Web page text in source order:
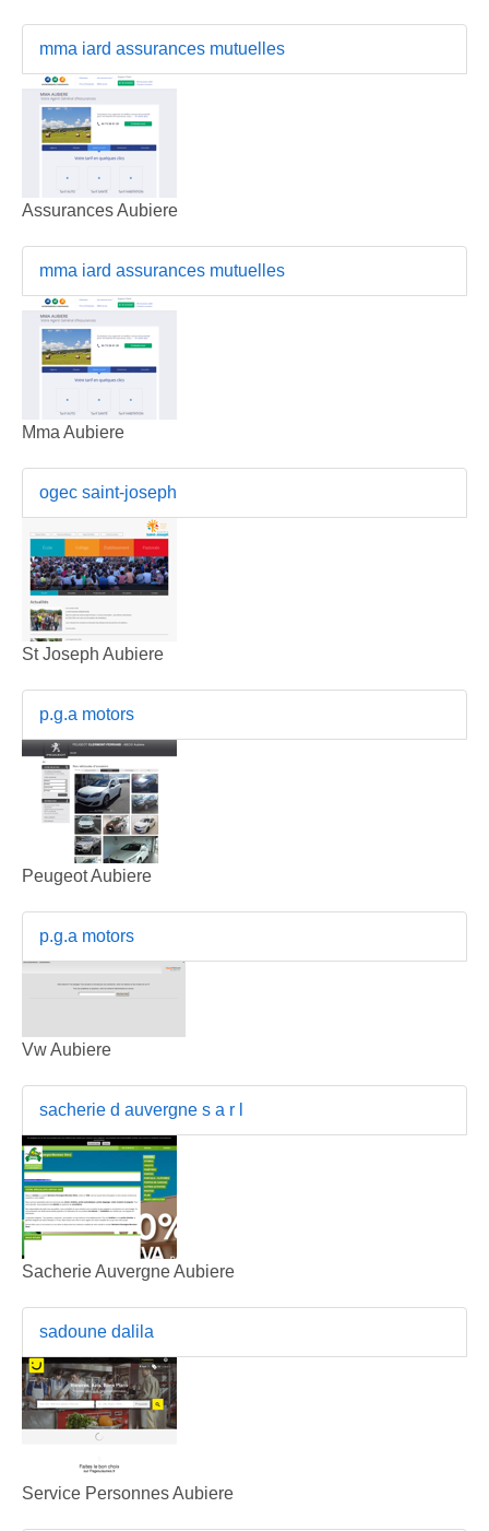
mma iard assurances mutuelles
Assurances Aubiere
mma iard assurances mutuelles
Mma Aubiere
ogec saint-joseph
St Joseph Aubiere
p.g.a motors
Peugeot Aubiere
p.g.a motors
Vw Aubiere
sacherie d auvergne s a r l
Sacherie Auvergne Aubiere
sadoune dalila
Service Personnes Aubiere